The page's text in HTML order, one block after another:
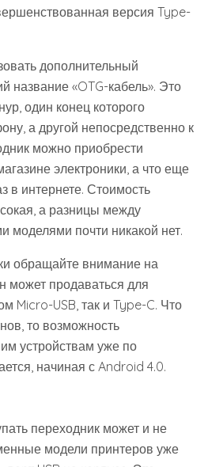
версия Type-
дополнительный
название «OTG-кабель». Это
один конец которого
а другой непосредственно к
можно приобрести
электроники, а что еще
в интернете. Стоимость
а разницы между
моделями почти никакой нет.
обращайте внимание на
может продаваться для
Micro-USB, так и Type-C. Что
то возможность
устройствам уже по
начиная с Android 4.0.
переходник может и не
модели принтеров уже